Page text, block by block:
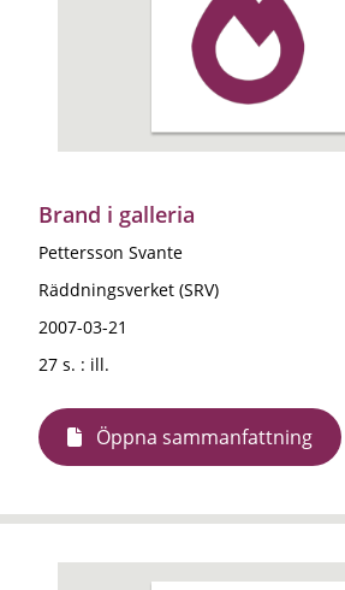
Brand i galleria
Pettersson Svante
Räddningsverket (SRV)
2007-03-21
27 s. : ill.
Öppna sammanfattning